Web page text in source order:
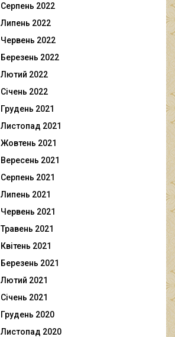
Серпень 2022
Липень 2022
Червень 2022
Березень 2022
Лютий 2022
Січень 2022
Грудень 2021
Листопад 2021
Жовтень 2021
Вересень 2021
Серпень 2021
Липень 2021
Червень 2021
Травень 2021
Квітень 2021
Березень 2021
Лютий 2021
Січень 2021
Грудень 2020
Листопад 2020